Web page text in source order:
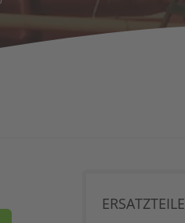
ERSATZTEILE